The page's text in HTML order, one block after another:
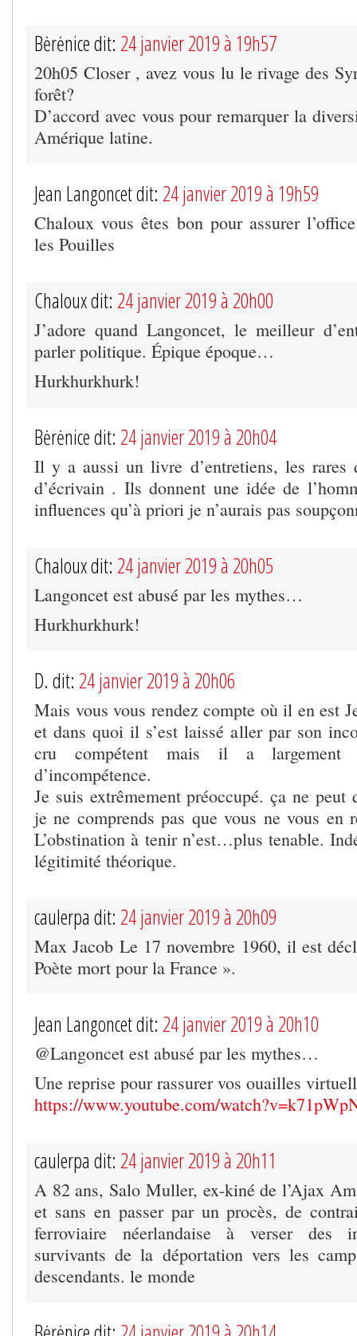
Bėrėnice dit: 24 janvier 2019 à 19h57
20h05 Closer , avez vous lu le rivage des
forêt?
D’accord avec vous pour remarquer la
Amérique latine.
Jean Langoncet dit: 24 janvier 2019 à 19h59
Chaloux vous êtes bon pour assurer
les Pouilles
Chaloux dit: 24 janvier 2019 à 20h00
J’adore quand Langoncet, le meilleur
parler politique. Épique époque…
Hurkhurkhurk!
Bėrėnice dit: 24 janvier 2019 à 20h04
Il y a aussi un livre d’entretiens, les rares
d’écrivain . Ils donnent une idée de
influences qu’à priori je n’aurais pas
Chaloux dit: 24 janvier 2019 à 20h05
Langoncet est abusé par les mythes…
Hurkhurkhurk!
D. dit: 24 janvier 2019 à 20h06
Mais vous vous rendez compte où il en est
et dans quoi il s’est laissé aller par son
cru compétent mais il a
d’incompétence.
Je suis extrêmement préoccupé. ça ne
je ne comprends pas que vous ne vous en
L’obstination à tenir n’est…plus tenable.
légitimité théorique.
caulerpa dit: 24 janvier 2019 à 20h09
Max Jacob Le 17 novembre 1960, il est
Poète mort pour la France ».
Jean Langoncet dit: 24 janvier 2019 à 20h10
@Langoncet est abusé par les mythes…
Une reprise pour rassurer vos ouailles
https://www.youtube.com/
caulerpa dit: 24 janvier 2019 à 20h11
A 82 ans, Salo Muller, ex-kiné de l’Ajax
et sans en passer par un procès, de
ferroviaire néerlandaise à verser des
survivants de la déportation vers les
descendants. le monde